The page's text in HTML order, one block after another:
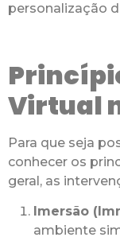
personalização
Virtual
Para que seja
conhecer os
geral, as
Imersão
ambiente